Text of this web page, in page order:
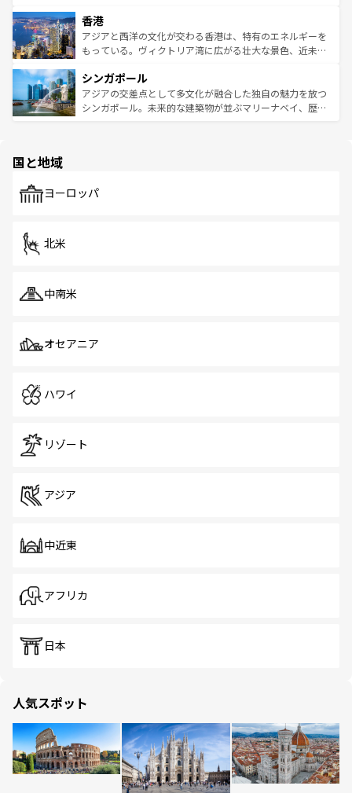
とつ。フォーやバインミー、ベトナムコーヒーなどは、ぜ
ひ現地で味わいたい。どの地域を訪れてもあたたかい人々
が旅行者を迎えてくれるので、きっと忘れられない旅にな
参照してほしい。
の活気が交差している。北部ではチェンマイなどの山岳地
帯で自然と触れ合い、南部ではプーケットやクラビの美し
いビーチでリゾート気分を楽しむことができる。タイ料理
激する。気候は一年中温暖で、どの季節にも異なる楽しみ
が待っている。親しみやすいタイの人々、仏教を中心とし
た文化、そして多様な観光資源が、訪れる旅人を魅了し続
香港
アジアと西洋の文化が交わる香港は、特有のエネルギーを
もっている。ヴィクトリア湾に広がる壮大な景色、近未来
み、どこを訪れても感動するはず。観光スポットが密集し
ており、効率よく見どころを回れるのも魅力。息をのむよ
うな絶景から文化的な体験まで、香港を存分に楽しみ尽く
シンガポール
アジアの交差点として多文化が融合した独自の魅力を放つ
シンガポール。未来的な建築物が並ぶマリーナベイ、歴史
で、ホーカーズは地元の風情を楽しめる外せないスポット
国と地域
ヨーロッパ
北米
中南米
オセアニア
ハワイ
リゾート
アジア
中近東
アフリカ
日本
人気スポット